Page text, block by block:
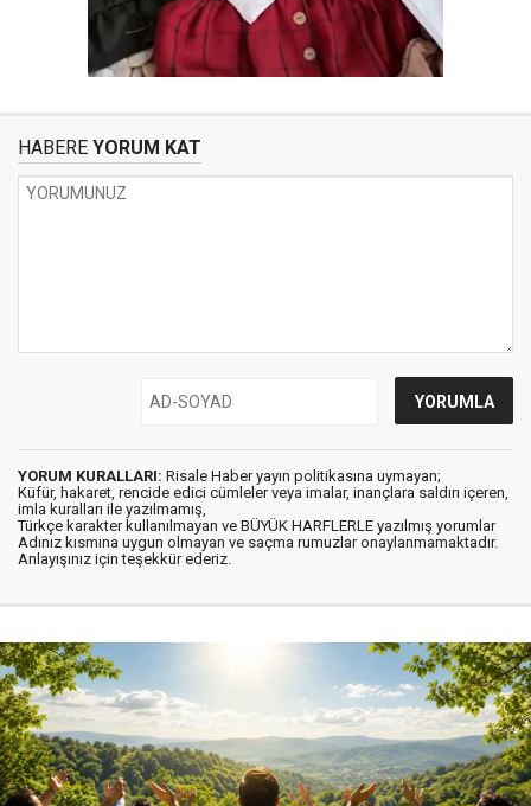
HABERE YORUM KAT
YORUM KURALLARI: Risale Haber yayın politikasına uymayan;
Küfür, hakaret, rencide edici cümleler veya imalar, inançlara saldırı içeren,
imla kuralları ile yazılmamış,
Türkçe karakter kullanılmayan ve BÜYÜK HARFLERLE yazılmış yorumlar
Adınız kısmına uygun olmayan ve saçma rumuzlar onaylanmamaktadır.
Anlayışınız için teşekkür ederiz.